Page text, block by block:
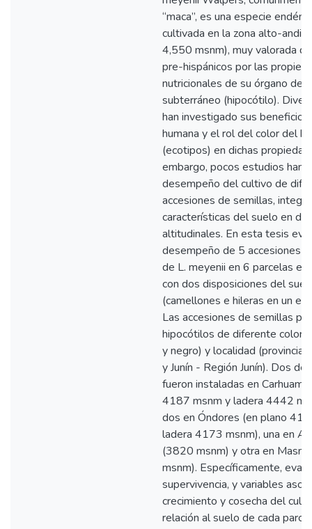
“maca”, es una especie
cultivada en la zona alto-
4,550 msnm), muy valorada
pre-hispánicos por las
nutricionales de su órgano de
subterráneo (hipocótilo).
han investigado sus
humana y el rol del color del
(ecotipos) en dichas
embargo, pocos estudios han
desempeño del cultivo de
accesiones de semillas,
características del suelo en
altitudinales. En esta tesis
desempeño de 5 accesiones
de L. meyenii en 6 parcelas
con dos disposiciones del
(camellones e hileras en un
Las accesiones de semillas
hipocótilos de diferente color
y negro) y localidad (provincias
y Junín - Región Junín). Dos de
fueron instaladas en
4187 msnm y ladera 4442
dos en Óndores (en plano
ladera 4173 msnm), una en
(3820 msnm) y otra en
msnm). Específicamente,
supervivencia, y variables
crecimiento y cosecha del
relación al suelo de cada